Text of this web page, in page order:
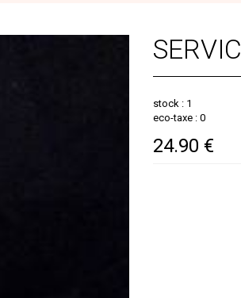
stock : 1
eco-taxe : 0
24.90 €